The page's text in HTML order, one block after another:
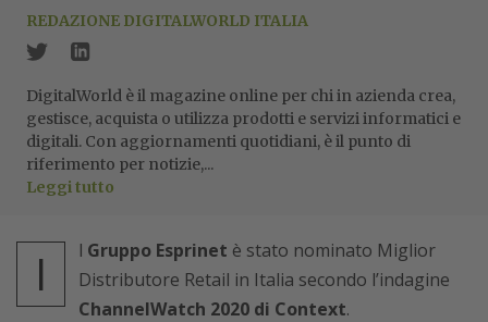
REDAZIONE DIGITALWORLD ITALIA
DigitalWorld è il magazine online per chi in azienda crea,
gestisce, acquista o utilizza prodotti e servizi informatici e
digitali. Con aggiornamenti quotidiani, è il punto di
riferimento per notizie,...
Leggi tutto
I l Gruppo Esprinet è stato nominato Miglior
Distributore Retail in Italia secondo l’indagine
ChannelWatch 2020 di Context.